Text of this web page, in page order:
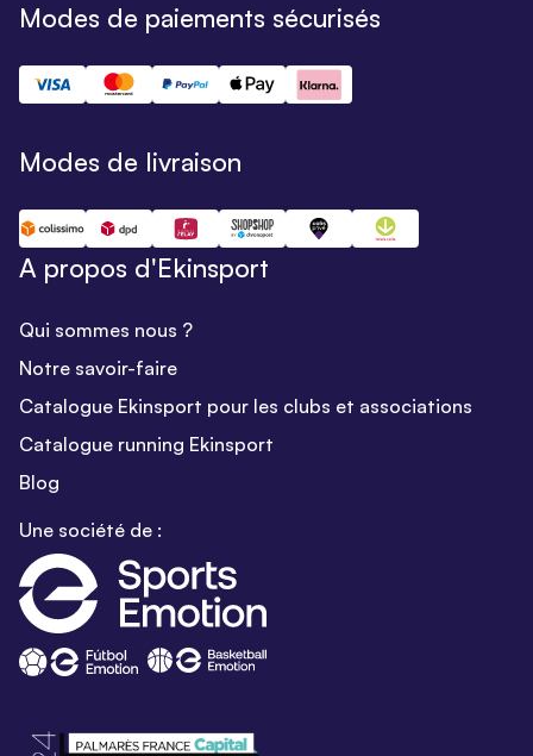
Modes de paiements sécurisés
Modes de livraison
A propos d'Ekinsport
Qui sommes nous ?
Notre savoir-faire
Catalogue Ekinsport pour les clubs et associations
Catalogue running Ekinsport
Blog
Une société de :